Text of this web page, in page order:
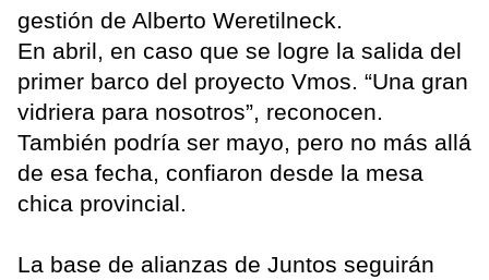
gestión de Alberto Weretilneck.
En abril, en caso que se logre la salida del
primer barco del proyecto Vmos. “Una gran
vidriera para nosotros”, reconocen.
También podría ser mayo, pero no más allá
de esa fecha, confiaron desde la mesa
chica provincial.
La base de alianzas de Juntos seguirán